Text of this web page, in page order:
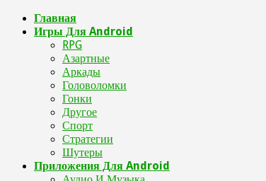
Главная
Игры Для Android
RPG
Азартные
Аркады
Головоломки
Гонки
Другое
Спорт
Стратегии
Шутеры
Приложения Для Android